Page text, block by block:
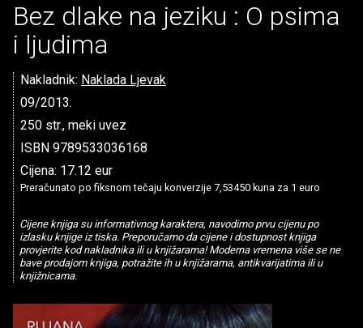
Bez dlake na jeziku : O psima
i ljudima
Nakladnik: Naklada Ljevak
09/2013.
250 str., meki uvez
ISBN 9789533036168
Cijena: 17.12 eur
Preračunato po fiksnom tečaju konverzije 7,53450 kuna za 1 euro
Cijene knjiga su informativnog karaktera, navodimo prvu cijenu po
izlasku knjige iz tiska. Preporučamo da cijene i dostupnost knjiga
provjerite kod nakladnika ili u knjižarama! Moderna vremena više se ne
bave prodajom knjiga, potražite ih u knjižarama, antikvarijatima ili u
knjižnicama.